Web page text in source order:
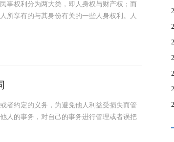
事权利分为两大类，即人身权与财产权；而
所享有的与其身份有关的一些人身权利。人
者约定的义务，为避免他人利益受损失而管
人的事务，对自己的事务进行管理或者误把